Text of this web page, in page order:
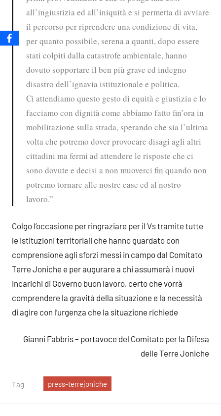
all’ingiustizia ed all’iniquità e si permetta di avviare
il percorso per riprendere una condizione di vita,
per quanto possibile, serena a quanti, dopo essere
stati colpiti dalla catastrofe ambientale, hanno
dovuto sopportare il ben più grave ed indegno
disastro dell’ignavia istituzionale e politica.
Ci attendiamo questo gesto di equità e giustizia e lo
facciamo con dignità come abbiamo fatto fin’ora in
mobilitazione sulla strada, sperando che sia l’ultima
volta che potremo dover provocare disagi agli altri
cittadini ma fermi ad attendere le risposte che ci
sono dovute e decisi a non muoverci fin quando non
potremo tornare alle nostre case ed al nostro
lavoro.”
Colgo l’occasione per ringraziare per il Vs tramite tutte
le istituzioni territoriali che hanno guardato con
comprensione agli sforzi messi in campo dal Comitato
Terre Joniche e per augurare a chi assumerà i nuovi
incarichi di Governo buon lavoro, certo che vorrà
comprendere la gravità della situazione e la necessità
di agire con l’urgenza che la situazione richiede
Gianni Fabbris – portavoce del Comitato per la Difesa
delle Terre Joniche
Tag press-terrejoniche